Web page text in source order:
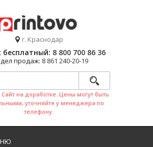
г. Краснодар
бесплатный: 8 800 700 86 36
продаж: 8 861 240-20-19
на доработке. Цены могут быть
уточняйте у менеджера по
телефону.